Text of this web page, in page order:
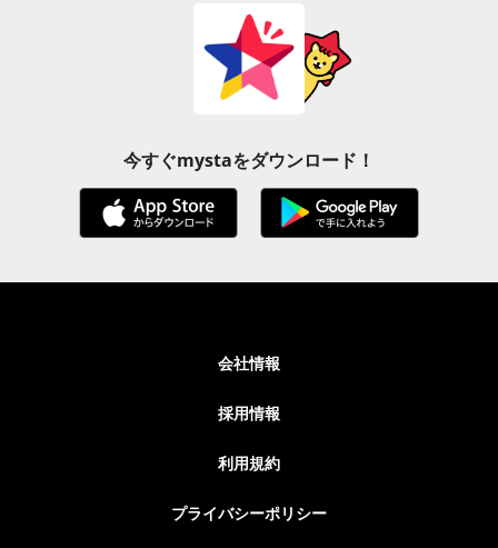
今すぐmystaをダウンロード！
会社情報
採用情報
利用規約
プライバシーポリシー